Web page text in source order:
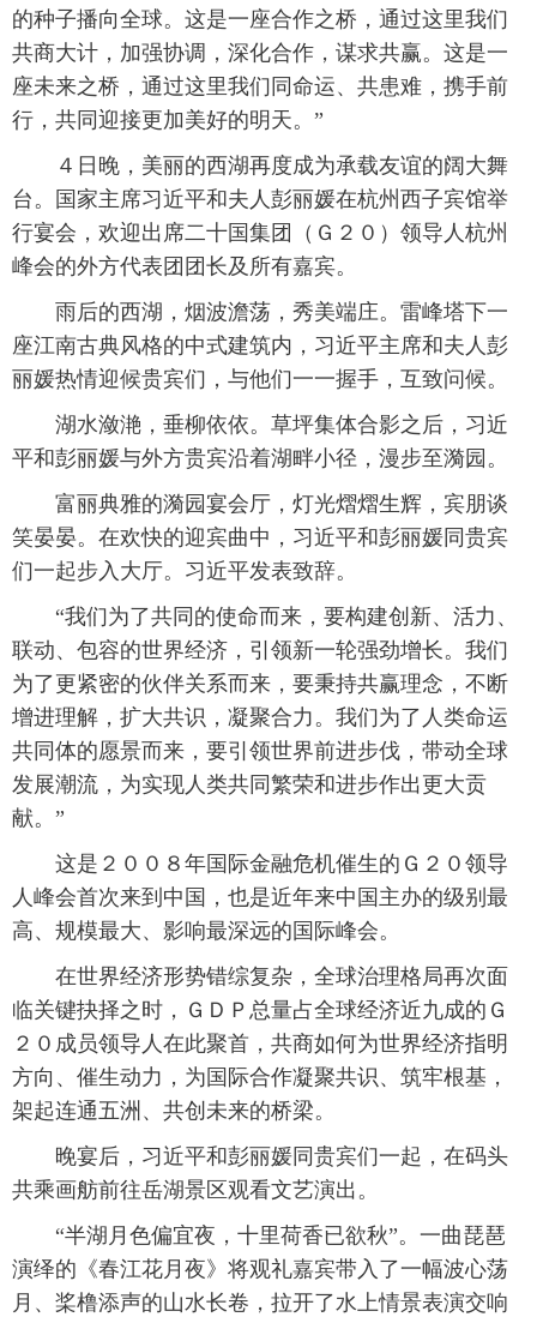
的种子播向全球。这是一座合作之桥，通过这里我们
共商大计，加强协调，深化合作，谋求共赢。这是一
座未来之桥，通过这里我们同命运、共患难，携手前
行，共同迎接更加美好的明天。”
４日晚，美丽的西湖再度成为承载友谊的阔大舞
台。国家主席习近平和夫人彭丽媛在杭州西子宾馆举
行宴会，欢迎出席二十国集团（Ｇ２０）领导人杭州
峰会的外方代表团团长及所有嘉宾。
雨后的西湖，烟波澹荡，秀美端庄。雷峰塔下一
座江南古典风格的中式建筑内，习近平主席和夫人彭
丽媛热情迎候贵宾们，与他们一一握手，互致问候。
湖水潋滟，垂柳依依。草坪集体合影之后，习近
平和彭丽媛与外方贵宾沿着湖畔小径，漫步至漪园。
富丽典雅的漪园宴会厅，灯光熠熠生辉，宾朋谈
笑晏晏。在欢快的迎宾曲中，习近平和彭丽媛同贵宾
们一起步入大厅。习近平发表致辞。
“我们为了共同的使命而来，要构建创新、活力、
联动、包容的世界经济，引领新一轮强劲增长。我们
为了更紧密的伙伴关系而来，要秉持共赢理念，不断
增进理解，扩大共识，凝聚合力。我们为了人类命运
共同体的愿景而来，要引领世界前进步伐，带动全球
发展潮流，为实现人类共同繁荣和进步作出更大贡
献。”
这是２００８年国际金融危机催生的Ｇ２０领导
人峰会首次来到中国，也是近年来中国主办的级别最
高、规模最大、影响最深远的国际峰会。
在世界经济形势错综复杂，全球治理格局再次面
临关键抉择之时，ＧＤＰ总量占全球经济近九成的Ｇ
２０成员领导人在此聚首，共商如何为世界经济指明
方向、催生动力，为国际合作凝聚共识、筑牢根基，
架起连通五洲、共创未来的桥梁。
晚宴后，习近平和彭丽媛同贵宾们一起，在码头
共乘画舫前往岳湖景区观看文艺演出。
“半湖月色偏宜夜，十里荷香已欲秋”。一曲琵琶
演绎的《春江花月夜》将观礼嘉宾带入了一幅波心荡
月、桨橹添声的山水长卷，拉开了水上情景表演交响